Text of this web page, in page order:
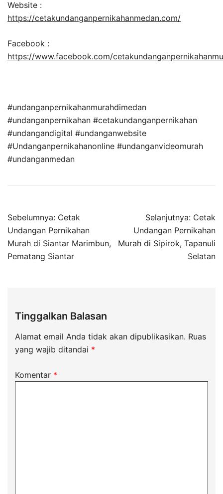
Website :
https://cetakundanganpernikahanmedan.com/
Facebook :
https://www.facebook.com/
#undanganpernikahanmurahdimedan
#undanganpernikahan #cetakundanganpernikahan
#undangandigital #undanganwebsite
#Undanganpernikahanonline #undanganvideomurah
#undanganmedan
Sebelumnya: Cetak
Undangan Pernikahan
Murah di Siantar Marimbun,
Pematang Siantar
Selanjutnya: Cetak
Undangan Pernikahan
Murah di Sipirok, Tapanuli
Selatan
Tinggalkan Balasan
Alamat email Anda tidak akan dipublikasikan. Ruas
yang wajib ditandai *
Komentar *